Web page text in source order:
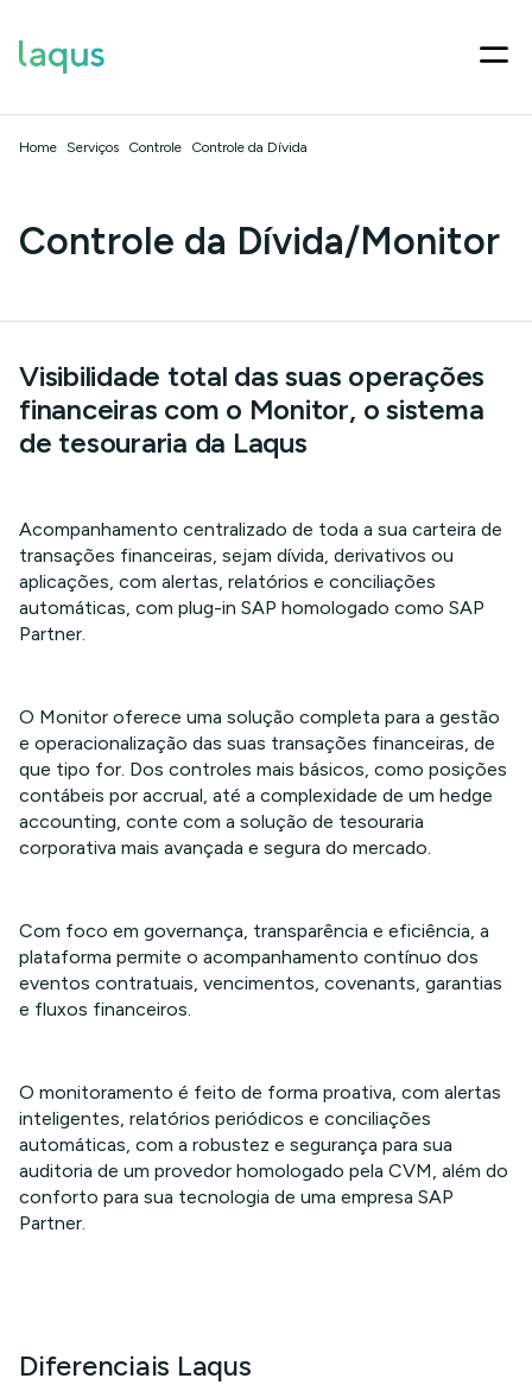
Home Serviços Controle Controle da Dívida
Controle da Dívida/Monitor
Visibilidade total das suas operações
financeiras com o Monitor, o sistema
de tesouraria da Laqus
Acompanhamento centralizado de toda a sua carteira de
transações financeiras, sejam dívida, derivativos ou
aplicações, com alertas, relatórios e conciliações
automáticas, com plug-in SAP homologado como SAP
Partner.
O Monitor oferece uma solução completa para a gestão
e operacionalização das suas transações financeiras, de
que tipo for. Dos controles mais básicos, como posições
contábeis por accrual, até a complexidade de um hedge
accounting, conte com a solução de tesouraria
corporativa mais avançada e segura do mercado.
Com foco em governança, transparência e eficiência, a
plataforma permite o acompanhamento contínuo dos
eventos contratuais, vencimentos, covenants, garantias
e fluxos financeiros.
O monitoramento é feito de forma proativa, com alertas
inteligentes, relatórios periódicos e conciliações
automáticas, com a robustez e segurança para sua
auditoria de um provedor homologado pela CVM, além do
conforto para sua tecnologia de uma empresa SAP
Partner.
Diferenciais Laqus